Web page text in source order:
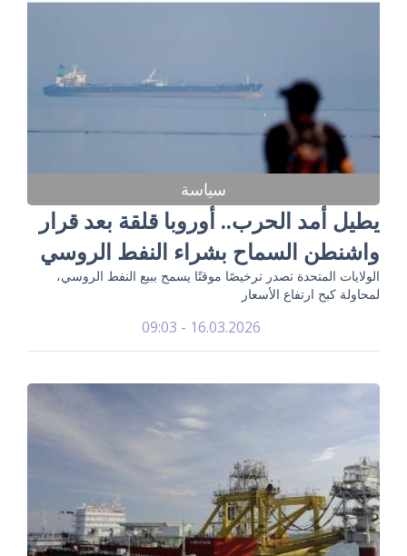
سياسة
يطيل أمد الحرب.. أوروبا قلقة بعد قرار
واشنطن السماح بشراء النفط الروسي
الولايات المتحدة تصدر ترخيصًا موقتًا يسمح ببيع النفط الروسي،
لمحاولة كبح ارتفاع الأسعار
16.03.2026 - 09:03